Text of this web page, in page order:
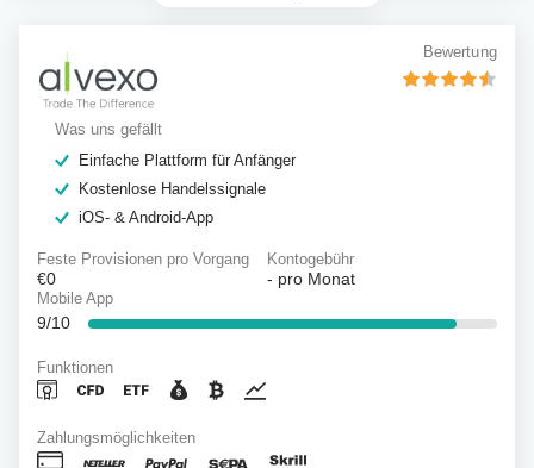
Bewertung
Was uns gefällt
Einfache Plattform für Anfänger
Kostenlose Handelssignale
iOS- & Android-App
Feste Provisionen pro Vorgang
€0
Kontogebühr
- pro Monat
Mobile App
9/10
Funktionen
Zahlungsmöglichkeiten